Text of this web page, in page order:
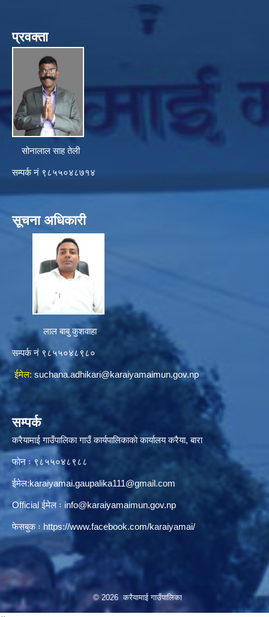
प्रवक्ता
सोनालाल साह तेली
सम्पर्क नं ९८५५०४८७१४
सूचना अधिकारी
लाल बाबु कुशवाहा
सम्पर्क नं ९८५५०४८९८०
ईमेल: suchana.adhikari@karaiyamaimun.gov.np
सम्पर्क
करैयामाई गाउँपालिका गाउँ कार्यपालिकाकाे कार्यालय करैया, बारा
फाेन ः ‌९८५५०४८९८८
ईमेल:karaiyamai.gaupalika111@gmail.com
Official ईमेल ः info@karaiyamaimun.gov.np
फेसबुक ः https://www.facebook.com/karaiyamai/
© 2026 करैयामाई गाउँपालिका